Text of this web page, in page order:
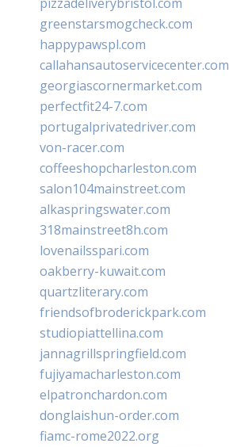
greenstarsmogcheck.com
happypawspl.com
callahansautoservicecenter.com
georgiascornermarket.com
perfectfit24-7.com
portugalprivatedriver.com
von-racer.com
coffeeshopcharleston.com
salon104mainstreet.com
alkaspringswater.com
318mainstreet8h.com
lovenailsspari.com
oakberry-kuwait.com
quartzliterary.com
friendsofbroderickpark.com
studiopiattellina.com
jannagrillspringfield.com
fujiyamacharleston.com
elpatronchardon.com
donglaishun-order.com
fiamc-rome2022.org